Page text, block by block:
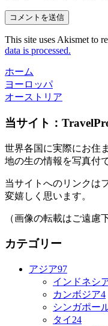
This site uses Akismet to
data is processed.
ホーム
ヨーロッパ
オーストリア
当サイト：
世界各国に実際にお住
地の生の情報を写真付
当サイトへのリンクは
変嬉しく思います。
（画像の転載はご遠慮
カテゴリー
アジア97
インドネシ
カンボジア4
シンガポー
タイ 24